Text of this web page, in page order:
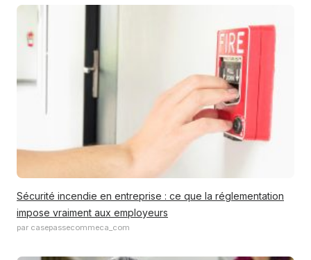
Sécurité incendie en entreprise : ce que la réglementation
impose vraiment aux employeurs
par casepassecommeca_com